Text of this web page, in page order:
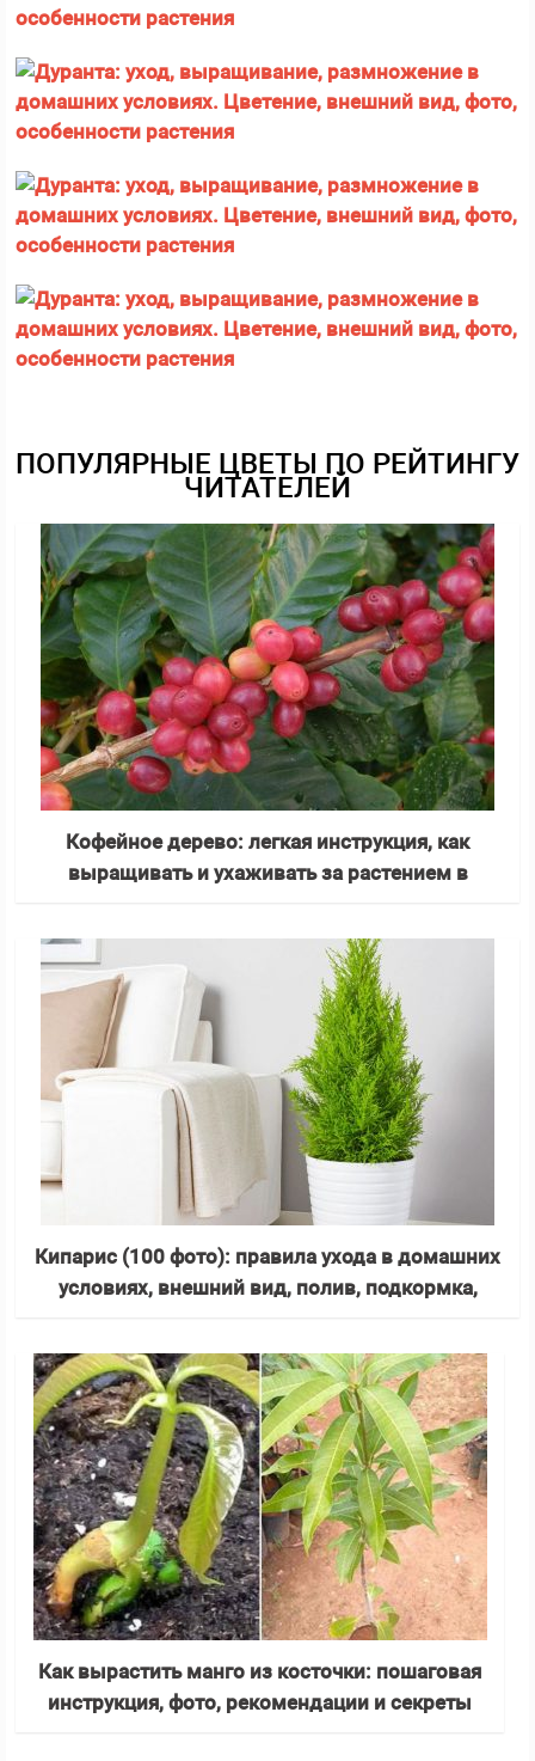
ПОПУЛЯРНЫЕ ЦВЕТЫ ПО РЕЙТИНГУ
ЧИТАТЕЛЕЙ
Кофейное дерево: легкая инструкция, как
выращивать и ухаживать за растением в
Кипарис (100 фото): правила ухода в домашних
условиях, внешний вид, полив, подкормка,
Как вырастить манго из косточки: пошаговая
инструкция, фото, рекомендации и секреты